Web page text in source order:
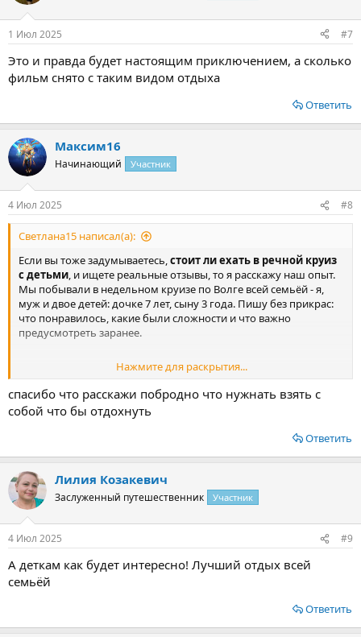
1 Июл 2025 #7
Это и правда будет настоящим приключением, а сколько
фильм снято с таким видом отдыха
Ответить
Максим16
Начинающий Участник
4 Июл 2025 #8
Светлана15 написал(а):
Если вы тоже задумываетесь,стоит ли ехать в речной круиз
с детьми, и ищете реальные отзывы, то я расскажу наш опыт.
Мы побывали в недельном круизе по Волге всей семьёй - я,
муж и двое детей: дочке 7 лет, сыну 3 года. Пишу без прикрас:
что понравилось, какие были сложности и что важно
предусмотреть заранее.
Почему мы выбрали речной круиз​
Идея с речным круизом возникла спонтанно, хотелось
отдохнуть в России, без перелётов и аэропортов. Самолёты с
на теплоход, и каждый день просыпаешься в новом городе.
Мы выбрали маршрутМосква — Углич — Ярославль —
Кострома — Нижний Новгород — Казань
По отзывам подошёл теплоход среднего уровня, не элитный,
но с каютами с санузлом, питанием и анимацией.
Забронировали двухместную каюту с доп. спальным местом и
отправились в наш первыйречной круиз с ребёнком, а
точнее с двумя детьми (со старшей в этом возрасте уже проще).
Посмотреть вложение 22670
Что в каюте и что взять с собой​
Нажмите для раскрытия...
спасибо что расскажи побродно что нужнать взять с
собой что бы отдохнуть
Ответить
Лилия Козакевич
Заслуженный путешественник Участник
4 Июл 2025 #9
А деткам как будет интересно! Лучший отдых всей
семьёй
Ответить